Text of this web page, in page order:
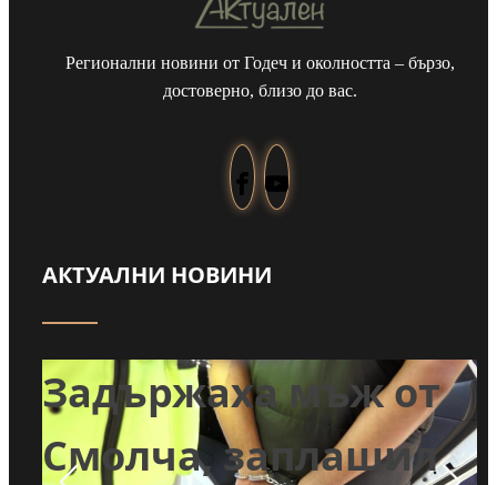
Регионални новини от Годеч и околността – бързо,
достоверно, близо до вас.
АКТУАЛНИ НОВИНИ
Задържаха мъж от
Смолча, заплашил